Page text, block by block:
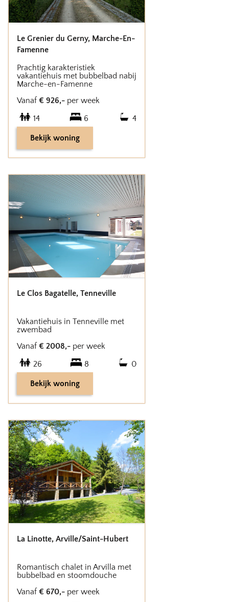
Le Grenier du Gerny, Marche-En-
Famenne
Prachtig karakteristiek
vakantiehuis met bubbelbad nabij
Marche-en-Famenne
Vanaf € 926,- per week
14
6 4
Bekijk woning
Le Clos Bagatelle, Tenneville
Vakantiehuis in Tenneville met
zwembad
Vanaf € 2008,- per week
26
8 0
Bekijk woning
La Linotte, Arville/Saint-Hubert
Romantisch chalet in Arvilla met
bubbelbad en stoomdouche
Vanaf € 670,- per week